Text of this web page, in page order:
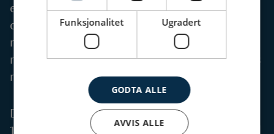
eksisterende armaturer. Det er selvsagt noe
dyrere å bytte hele anlegget. Men
nedbetalingstiden er i skrivende stund på
rundt tre år, litt avhengig av hvilken strømpris
man regner med.
De nye komplette armaturene har opp til
100.000 timers levetid, det vil si ca. 30 år med
Funksjonalitet Ugradert
GODTA ALLE
AVVIS ALLE